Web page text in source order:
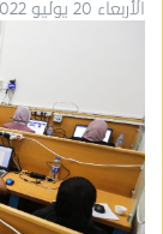
الأربعاء 20 يوليو 2022 بتوقيت القدس المحتلة